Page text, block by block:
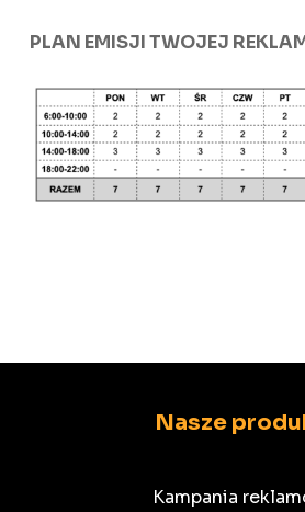
PLAN EMISJI TWOJEJ
Nasze
Kampania